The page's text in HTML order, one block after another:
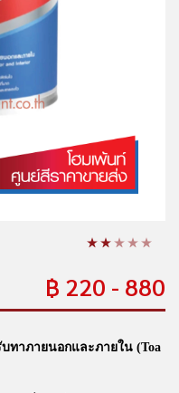
฿ 220 - 880
ทาภายนอกและภายใน (Toa